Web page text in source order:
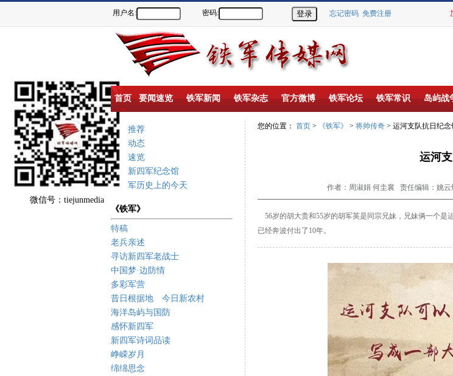
微信号：tiejunmedia
用户名: 密码: 忘记密码 免费注册
首页 要闻速览 铁军新闻 铁军杂志 官方微博 铁军论坛 铁军常识 岛屿战
重点推荐
新闻动态
要闻速览
盐城新四军纪念馆
新四军历史上的今天
《铁军》
特稿
老兵亲述
寻访新四军老战士
中国梦·边防情
多彩军营
昔日根据地 今日新农村
海洋岛屿与国防
感怀新四军
新四军诗词品读
峥嵘岁月
绵绵思念
您的位置： 首页 > 《铁军》 > 将帅传奇 > 运河支队抗日纪念
运河
作者：周淑娟 何圭襄 责任编辑：姚
56岁的胡大贵和55岁的胡军英是同宗兄妹，兄妹俩一个是
已经奔波付出 了10年。